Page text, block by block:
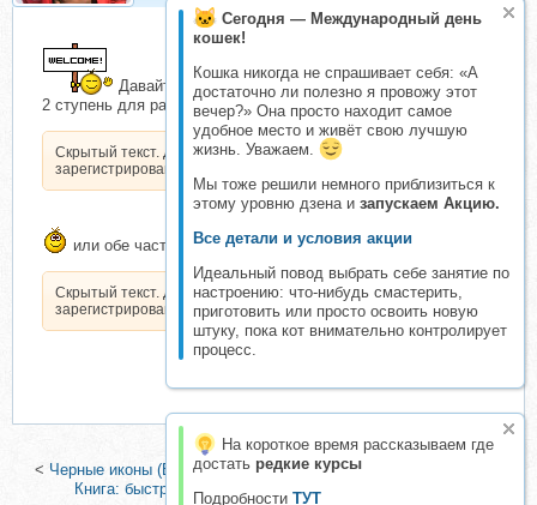
Сегодня — Международный день
кошек!
Кошка никогда не спрашивает себя: «А
достаточно ли полезно я провожу этот
вечер?» Она просто находит самое
удобное место и живёт свою лучшую
жизнь. Уважаем.
Мы тоже решили немного приблизиться к
этому уровню дзена и запускаем Акцию.
Все детали и условия акции
Идеальный повод выбрать себе занятие по
настроению: что-нибудь смастерить,
приготовить или просто освоить новую
штуку, пока кот внимательно контролирует
процесс.
На короткое время рассказываем где
достать редкие курсы
Подробности ТУТ
Давайте уже выкупим Метод легализации правды
2 ступень для работы с клиентом ТУТ:
Скрытый текст. Доступен только
зарегистрированным пользователям.
или обе части (для себя и клиента) ТУТ:
Скрытый текст. Доступен только
зарегистрированным пользователям.
< Черные иконы (Екатерина Анисимова)|Магическая Денежная
Книга: быстрое привлечение денег (Дэймон Брэнд)